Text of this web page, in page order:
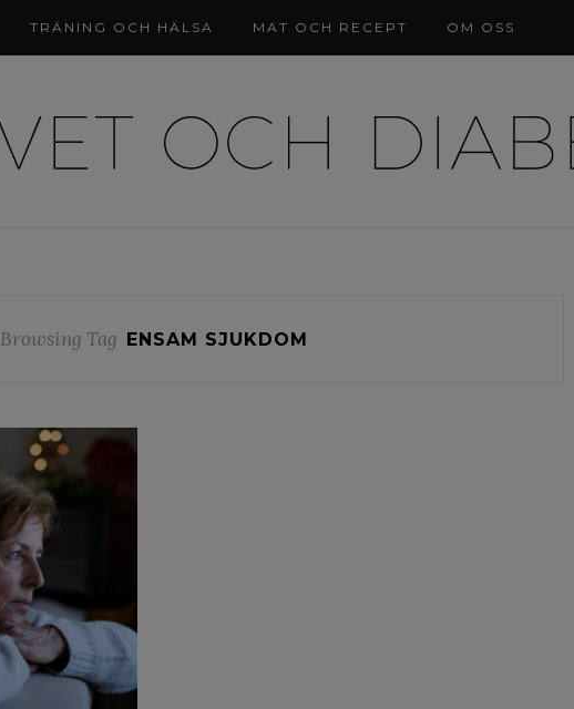
TRÄNING OCH HÄLSA MAT OCH RECEPT OM OSS
Browsing Tag ENSAM SJUKDOM